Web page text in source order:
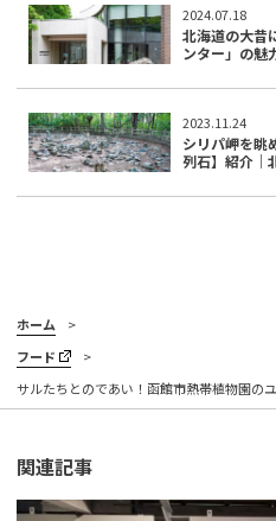
2024.07.18
北海道の大昔
ンター」の魅
2023.11.24
シリパ岬を眺
列石】紹介｜
ホーム
フード
サルたちとのであい！函館市熱帯植物園の
関連記事